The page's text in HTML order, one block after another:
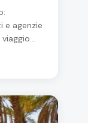
e agenzie